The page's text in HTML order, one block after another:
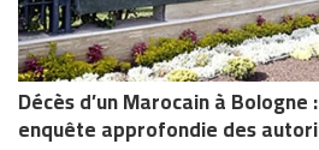
Décès d’un Marocain à
enquête approfondie des